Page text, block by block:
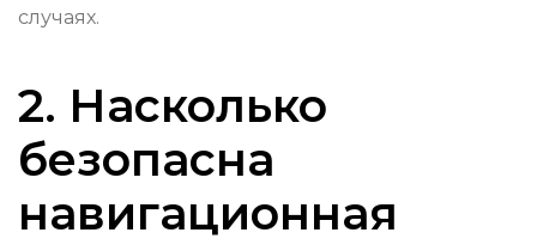
случаях.
2. Насколько
безопасна
навигационная